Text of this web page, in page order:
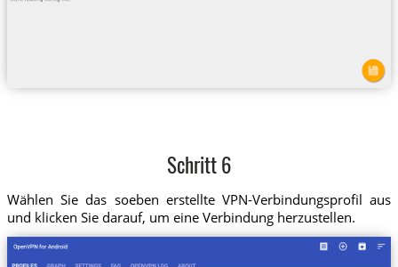
Schritt 6
Wählen Sie das soeben erstellte VPN-Verbindungsprofil aus
und klicken Sie darauf, um eine Verbindung herzustellen.